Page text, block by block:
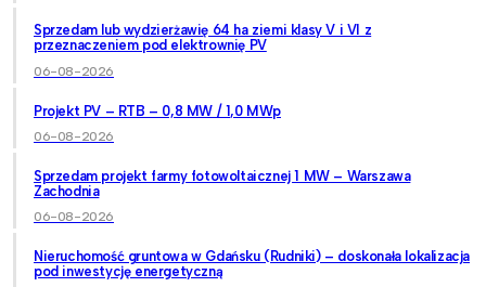
Sprzedam lub wydzierżawię 64 ha ziemi klasy V i VI z
przeznaczeniem pod elektrownię PV
06-08-2026
Projekt PV – RTB – 0,8 MW / 1,0 MWp
06-08-2026
Sprzedam projekt farmy fotowoltaicznej 1 MW – Warszawa
Zachodnia
06-08-2026
Nieruchomość gruntowa w Gdańsku (Rudniki) – doskonała lokalizacja
pod inwestycję energetyczną